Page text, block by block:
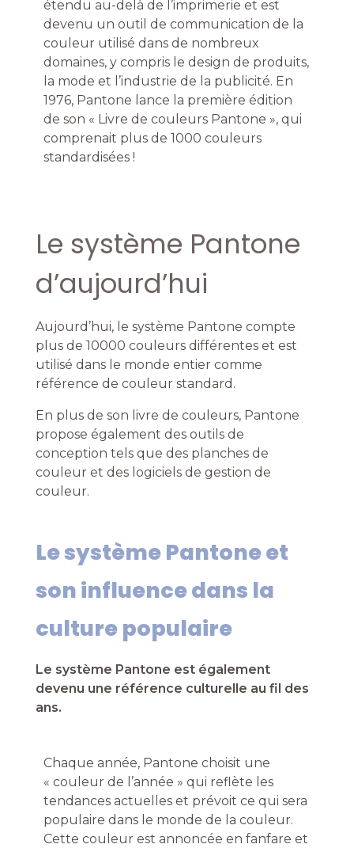
étendu au-delà de l’imprimerie et est
devenu un outil de communication de la
couleur utilisé dans de nombreux
domaines, y compris le design de produits,
la mode et l’industrie de la publicité. En
1976, Pantone lance la première édition
de son « Livre de couleurs Pantone », qui
comprenait plus de 1000 couleurs
standardisées !
Le système Pantone
d’aujourd’hui
Aujourd’hui, le système Pantone compte
plus de 10000 couleurs différentes et est
utilisé dans le monde entier comme
référence de couleur standard.
En plus de son livre de couleurs, Pantone
propose également des outils de
conception tels que des planches de
couleur et des logiciels de gestion de
couleur.
Le système Pantone et
son influence dans la
culture populaire
Le système Pantone est également
devenu une référence culturelle au fil des
ans.
Chaque année, Pantone choisit une
« couleur de l’année » qui reflète les
tendances actuelles et prévoit ce qui sera
populaire dans le monde de la couleur.
Cette couleur est annoncée en fanfare et